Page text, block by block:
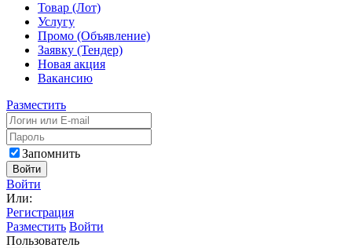
Товар (Лот)
Услугу
Промо (Объявление)
Заявку (Тендер)
Новая акция
Вакансию
Разместить
Запомнить
Войти
Войти
Или:
Регистрация
Разместить Войти
Пользователь